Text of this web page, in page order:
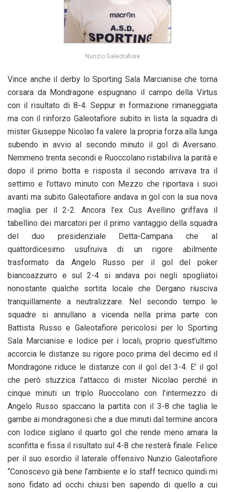
Nunzio Galeotafiore
Vince anche il derby lo Sporting Sala Marcianise che torna
corsara da Mondragone espugnano il campo della Virtus
con il risultato di 8-4. Seppur in formazione rimaneggiata
ma con il rinforzo Galeotafiore subito in lista la squadra di
mister Giuseppe Nicolao fa valere la propria forza alla lunga
subendo in avvio al secondo minuto il gol di Aversano.
Nemmeno trenta secondi e Ruoccolano ristabiliva la parità e
dopo il primo botta e risposta il secondo arrivava tra il
settimo e l’ottavo minuto con Mezzo che riportava i suoi
avanti ma subito Galeotafiore andava in gol con la sua nova
maglia per il 2-2. Ancora l’ex Cus Avellino griffava il
tabellino dei marcatori per il primo vantaggio della squadra
del duo presidenziale Detta-Campana che al
quattordicesimo usufruiva di un rigore abilmente
trasformato da Angelo Russo per il gol del poker
biancoazzurro e sul 2-4 si andava poi negli spogliatoi
nonostante qualche sortita locale che Dergano riusciva
tranquillamente a neutralizzare. Nel secondo tempo le
squadre si annullano a vicenda nella prima parte con
Battista Russo e Galeotafiore pericolosi per lo Sporting
Sala Marcianise e Iodice per i locali, proprio quest’ultimo
accorcia le distanze su rigore poco prima del decimo ed il
Mondragone riduce le distanze con il gol del 3-4. E’ il gol
che però stuzzica l’attacco di mister Nicolao perché in
cinque minuti un triplo Ruoccolano con l’intermezzo di
Angelo Russo spaccano la partita con il 3-8 che taglia le
gambe ai mondragonesi che a due minuti dal termine ancora
con Iodice siglano il quarto gol che rende meno amara la
sconfitta e fissa il risultato sul 4-8 che resterà finale. Felice
per il suo esordio il laterale offensivo Nunzio Galeotafiore
“Conoscevo già bene l’ambiente e lo staff tecnico quindi mi
sono fidato ad occhi chiusi ben sapendo di quello a cui